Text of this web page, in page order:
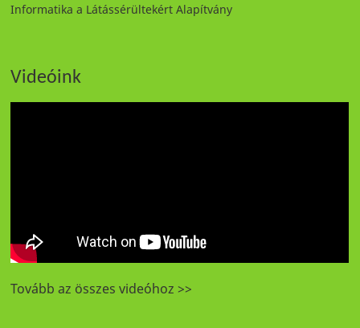
Informatika a Látássérültekért Alapítvány
Videóink
Tovább az összes videóhoz >>